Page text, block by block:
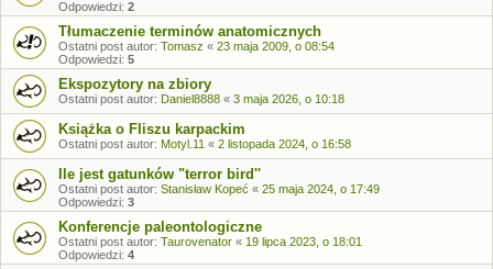
Odpowiedzi: 2
Tłumaczenie terminów anatomicznych
Ostatni post autor: Tomasz « 23 maja 2009, o 08:54
Odpowiedzi: 5
Ekspozytory na zbiory
Ostatni post autor: Daniel8888 « 3 maja 2026, o 10:18
Książka o Fliszu karpackim
Ostatni post autor: Motyl.11 « 2 listopada 2024, o 16:58
Ile jest gatunków "terror bird''
Ostatni post autor: Stanisław Kopeć « 25 maja 2024, o 17:49
Odpowiedzi: 3
Konferencje paleontologiczne
Ostatni post autor: Taurovenator « 19 lipca 2023, o 18:01
Odpowiedzi: 4